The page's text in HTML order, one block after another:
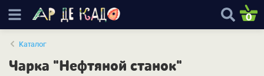
0
Каталог
Чарка "Нефтяной станок"